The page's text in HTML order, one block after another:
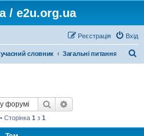
/ e2u.org.ua
Вхід
Реєстрація
словник Загальні питання
Пошук
Сторінка 1 з 1